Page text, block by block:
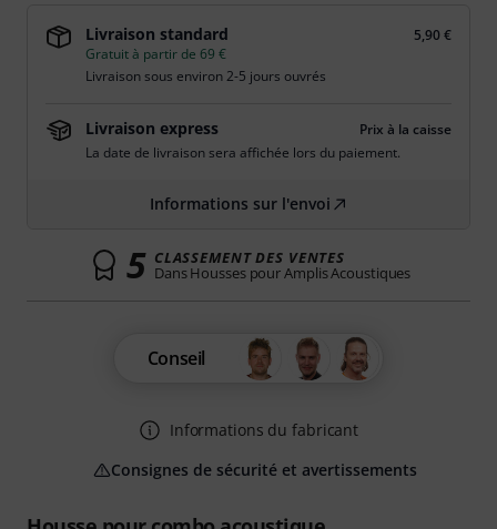
Livraison standard
5,90 €
Gratuit à partir de 69 €
Livraison sous environ 2-5 jours ouvrés
Livraison express
Prix à la caisse
La date de livraison sera affichée lors du paiement.
Informations sur l'envoi
5 CLASSEMENT DES VENTES
Dans Housses pour Amplis Acoustiques
Conseil
Informations du fabricant
Consignes de sécurité et avertissements